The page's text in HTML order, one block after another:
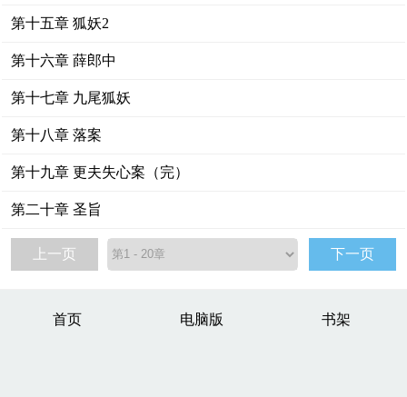
第十五章 狐妖2
第十六章 薛郎中
第十七章 九尾狐妖
第十八章 落案
第十九章 更夫失心案（完）
第二十章 圣旨
上一页 下一页
首页 电脑版 书架